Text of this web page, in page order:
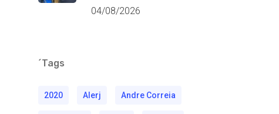
04/08/2026
´Tags
2020 Alerj Andre Correia